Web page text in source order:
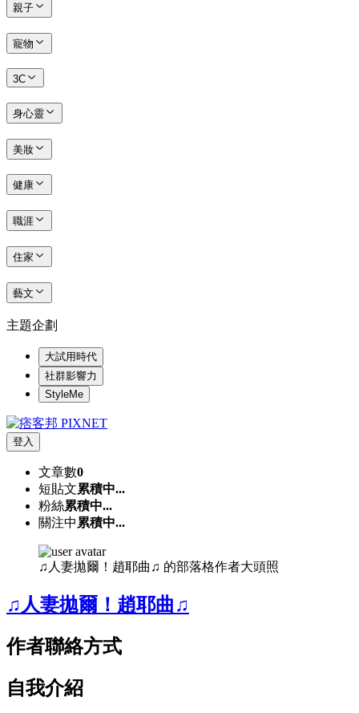
親子
寵物
3C
身心靈
美妝
健康
職涯
住家
藝文
主題企劃
大試用時代
社群影響力
StyleMe
登入
文章數0
短貼文累積中...
粉絲累積中...
關注中 累積中...
♫人妻拋爾！趙耶曲♫ 的部落格作者大頭照
♫人妻拋爾！趙耶曲♫
作者聯絡方式
自我介紹